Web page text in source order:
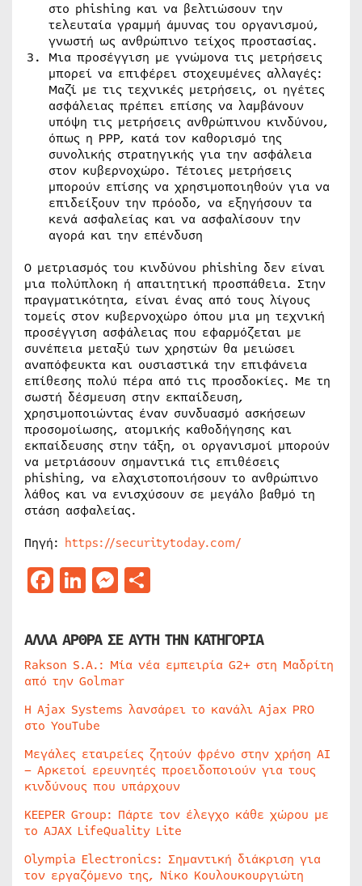
στο phishing και να βελτιώσουν την
τελευταία γραμμή άμυνας του οργανισμού,
γνωστή ως ανθρώπινο τείχος προστασίας.
Μια προσέγγιση με γνώμονα τις μετρήσεις
μπορεί να επιφέρει στοχευμένες αλλαγές:
Μαζί με τις τεχνικές μετρήσεις, οι ηγέτες
ασφάλειας πρέπει επίσης να λαμβάνουν
υπόψη τις μετρήσεις ανθρώπινου κινδύνου,
όπως η PPP, κατά τον καθορισμό της
συνολικής στρατηγικής για την ασφάλεια
στον κυβερνοχώρο. Τέτοιες μετρήσεις
μπορούν επίσης να χρησιμοποιηθούν για να
επιδείξουν την πρόοδο, να εξηγήσουν τα
κενά ασφαλείας και να ασφαλίσουν την
αγορά και την επένδυση
Ο μετριασμός του κινδύνου phishing δεν είναι
μια πολύπλοκη ή απαιτητική προσπάθεια. Στην
πραγματικότητα, είναι ένας από τους λίγους
τομείς στον κυβερνοχώρο όπου μια μη τεχνική
προσέγγιση ασφάλειας που εφαρμόζεται με
συνέπεια μεταξύ των χρηστών θα μειώσει
αναπόφευκτα και ουσιαστικά την επιφάνεια
επίθεσης πολύ πέρα από τις προσδοκίες. Με τη
σωστή δέσμευση στην εκπαίδευση,
χρησιμοποιώντας έναν συνδυασμό ασκήσεων
προσομοίωσης, ατομικής καθοδήγησης και
εκπαίδευσης στην τάξη, οι οργανισμοί μπορούν
να μετριάσουν σημαντικά τις επιθέσεις
phishing, να ελαχιστοποιήσουν το ανθρώπινο
λάθος και να ενισχύσουν σε μεγάλο βαθμό τη
στάση ασφαλείας.
Πηγή: https://securitytoday.com/
Facebook
LinkedIn
Messenger
ΑΛΛΑ ΑΡΘΡΑ ΣΕ ΑΥΤΗ ΤΗΝ ΚΑΤΗΓΟΡΙΑ
Rakson S.A.: Μία νέα εμπειρία G2+ στη Μαδρίτη
από την Golmar
Η Ajax Systems λανσάρει το κανάλι Ajax PRO
στο YouTube
Μεγάλες εταιρείες ζητούν φρένο στην χρήση AI
– Αρκετοί ερευνητές προειδοποιούν για τους
κινδύνους που υπάρχουν
KEEPER Group: Πάρτε τον έλεγχο κάθε χώρου με
το AJAX LifeQuality Lite
Olympia Electronics: Σημαντική διάκριση για
τον εργαζόμενο της, Νίκο Κουλουκουργιώτη